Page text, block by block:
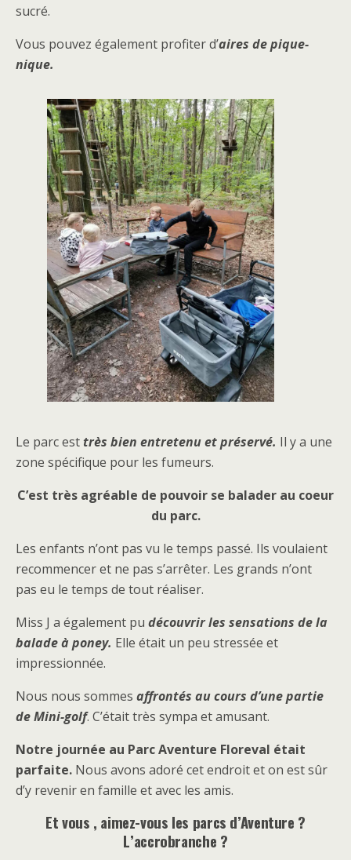
sucré.
Vous pouvez également profiter d’aires de pique-
nique.
Le parc esttrès bien entretenu et préservé. Il y a une
zone spécifique pour les fumeurs.
C’est très agréable de pouvoir se balader au coeur
du parc.
Les enfants n’ont pas vu le temps passé. Ils voulaient
recommencer et ne pas s’arrêter. Les grands n’ont
pas eu le temps de tout réaliser.
Miss J a également pu découvrir les sensations de la
balade à poney. Elle était un peu stressée et
impressionnée.
Nous nous sommes affrontés au cours d’une partie
de Mini-golf. C’était très sympa et amusant.
Notre journée au Parc Aventure Floreval était
parfaite. Nous avons adoré cet endroit et on est sûr
d’y revenir en famille et avec les amis.
Et vous , aimez-vous les parcs d’Aventure ?
L’accrobranche ?